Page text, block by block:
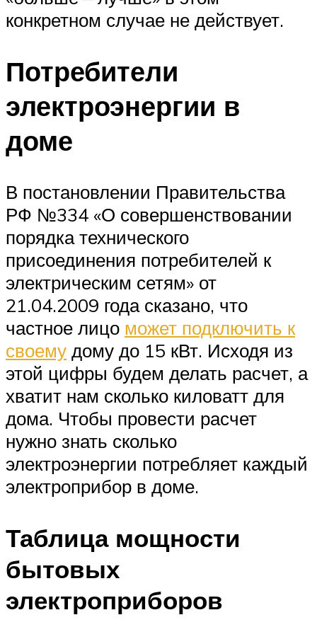
конкретном случае не действует.
Потребители
электроэнергии в
доме
В постановлении Правительства
РФ №334 «О совершенствовании
порядка технического
присоединения потребителей к
электрическим сетям» от
21.04.2009 года сказано, что
частное лицо может подключить к
своему дому до 15 кВт. Исходя из
этой цифры будем делать расчет, а
хватит нам сколько киловатт для
дома. Чтобы провести расчет
нужно знать сколько
электроэнергии потребляет каждый
электроприбор в доме.
Таблица мощности
бытовых
электроприборов